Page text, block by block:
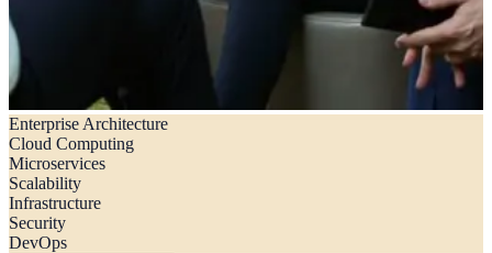
Wat is IT Architectuur?
Enterprise Architecture
Cloud Computing
Microservices
Scalability
Infrastructure
Security
DevOps